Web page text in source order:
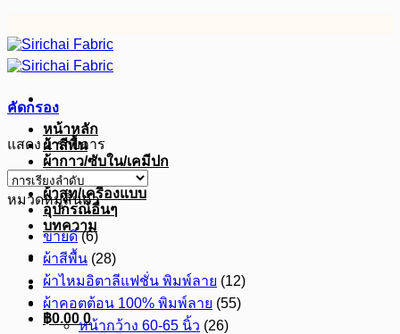
ไป
ยัง
หน้าหลัก
ผ้าสีพื้น
ผ้ากาว/ซับใน/เคมีปก
ผ้าดิบ
ผ้าสูท/เครื่องแบบ
อุปกรณ์อื่นๆ
บทความ
฿0.00 0
คัดกรอง
แสดง 1 รายการ
หมวดหมู่สินค้า
ขายดี (6)
ผ้าสีพื้น (28)
ผ้าไหมอิตาลีแฟชั่น พิมพ์ลาย (12)
ผ้าคอตต้อน 100% พิมพ์ลาย (55)
หน้ากว้าง 60-65 นิ้ว (26)